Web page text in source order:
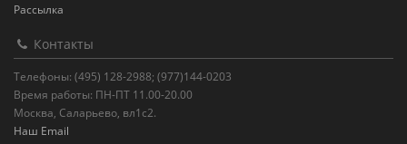
Рассылка
Контакты
Телефоны: (495) 128-2988; (977)144-0203
Время работы: ПН-ПТ 11.00-20.00
Москва, Саларьево, вл1с2.
Наш Email